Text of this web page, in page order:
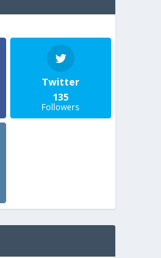
Twitter
135
Followers